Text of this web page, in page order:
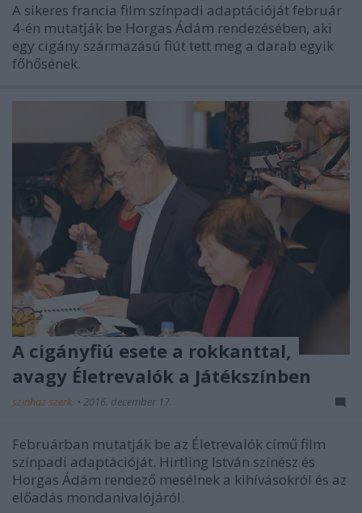
A sikeres francia film színpadi adaptációját február
4-én mutatják be Horgas Ádám rendezésében, aki
egy cigány származású fiút tett meg a darab egyik
főhősének.
A cigányfiú esete a rokkanttal,
avagy Életrevalók a Játékszínben
szinhaz szerk. • 2016. december 17.
Februárban mutatják be az Életrevalók című film
színpadi adaptációját. Hirtling István színész és
Horgas Ádám rendező mesélnek a kihívásokról és az
előadás mondanivalójáról.